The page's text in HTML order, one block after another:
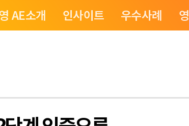
AE소개 인사이트 우수사례